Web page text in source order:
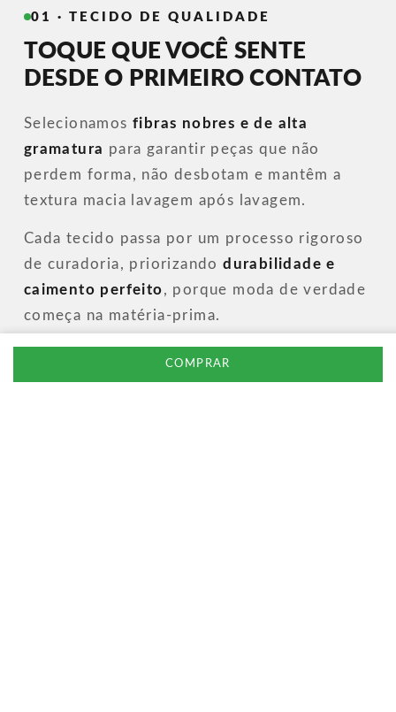
COMPRAR
01 · TECIDO DE QUALIDADE
TOQUE QUE VOCÊ SENTE
DESDE O PRIMEIRO CONTATO
Selecionamosfibras nobres e de alta
gramatura para garantir peças que não
perdem forma, não desbotam e mantêm a
textura macia lavagem após lavagem.
Cada tecido passa por um processo rigoroso
de curadoria, priorizandodurabilidade e
caimento perfeito, porque moda de verdade
começa na matéria-prima.